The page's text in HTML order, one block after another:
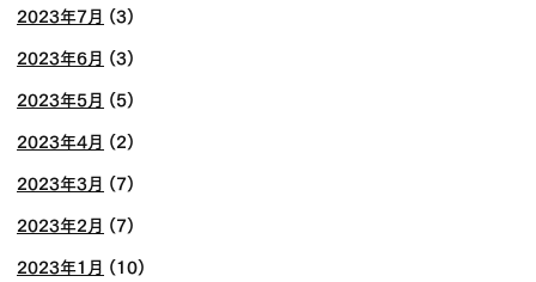
2023年7月 (3)
2023年6月 (3)
2023年5月 (5)
2023年4月 (2)
2023年3月 (7)
2023年2月 (7)
2023年1月 (10)